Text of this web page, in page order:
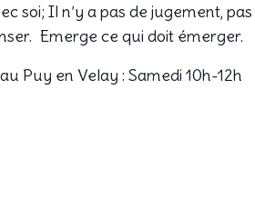
soi; Il n’y a pas de jugement,
Emerge ce qui doit émerger.
Puy en Velay : Samedi 10h-12h